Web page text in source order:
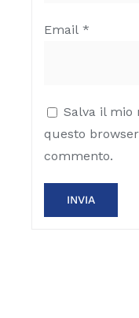
Email *
Salva il mio
questo
commento.